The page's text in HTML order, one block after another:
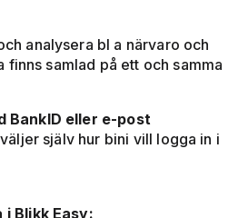
analysera bl a närvaro och
finns samlad på ett och samma
BankID eller e-post
själv hur bini vill logga in i
Blikk Easy: